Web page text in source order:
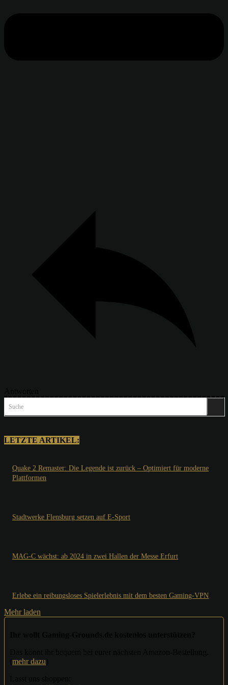
Suche
LETZTE ARTIKEL:
Quake 2 Remaster: Die Legende ist zurück – Optimiert für moderne
Plattformen
Stadtwerke Flensburg setzen auf E-Sport
MAG-C wächst: ab 2024 in zwei Hallen der Messe Erfurt
Erlebe ein reibungsloses Spielerlebnis mit dem besten Gaming-VPN
Mehr laden
mehr dazu